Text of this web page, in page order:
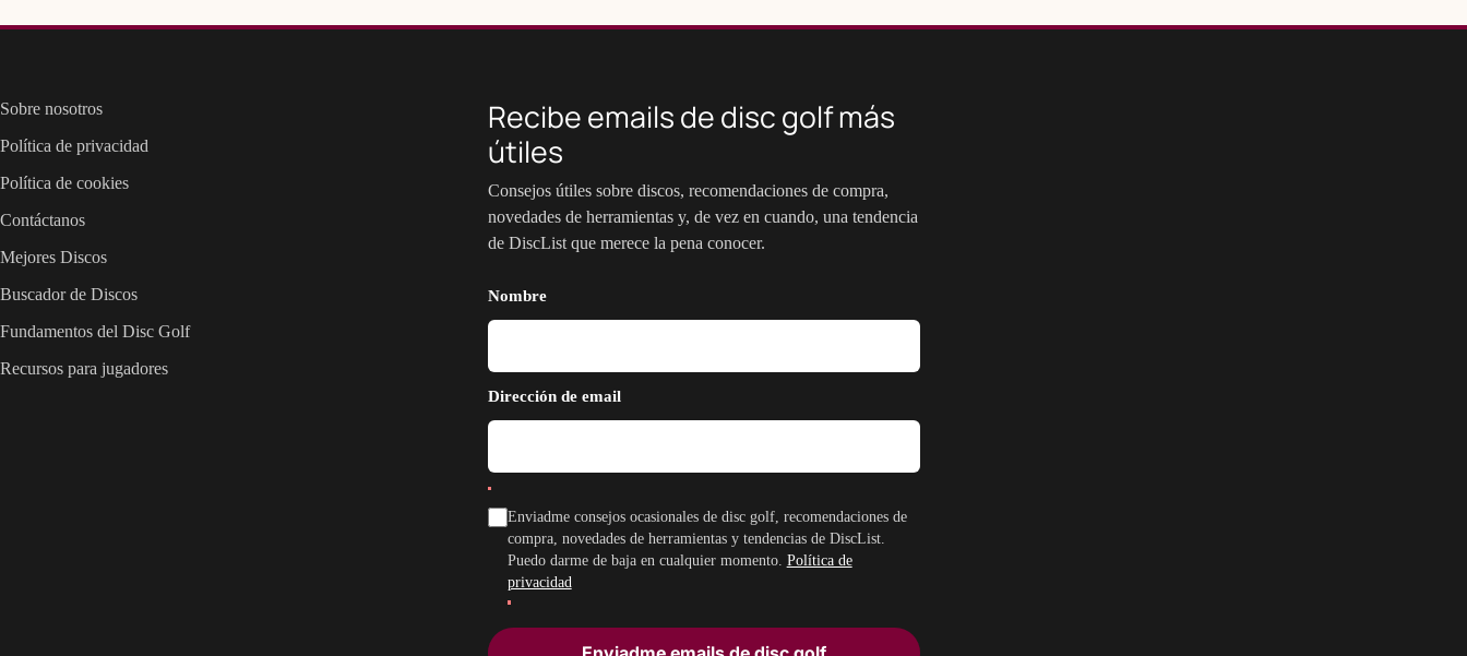
Sobre nosotros
Política de privacidad
Política de cookies
Contáctanos
Mejores Discos
Buscador de Discos
Fundamentos del Disc Golf
Recursos para jugadores
Recibe emails de disc golf más
útiles
Consejos útiles sobre discos, recomendaciones de compra,
novedades de herramientas y, de vez en cuando, una tendencia
de DiscList que merece la pena conocer.
Nombre
Dirección de email
Enviadme consejos ocasionales de disc golf, recomendaciones de
compra, novedades de herramientas y tendencias de DiscList.
Puedo darme de baja en cualquier momento. Política de
privacidad